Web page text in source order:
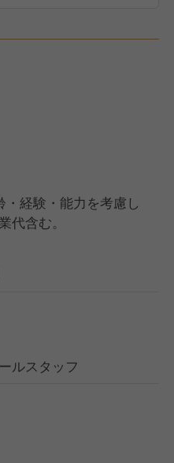
経験・能力を考慮し
代含む。
ルスタッフ